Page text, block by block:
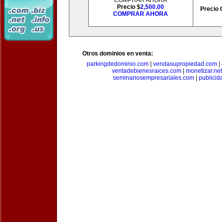
Precio $2,500.00
COMPRAR AHORA
Precio
Otros dominios en venta:
parkingdedominio.com| vendasupropiedad.com|
ventadebienesraices.com
monetizar.net
seminariosempresariales.com